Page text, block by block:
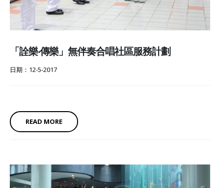
「詮樂‧傳樂」無伴奏合唱社區服務計劃
日期：12-5-2017
READ MORE